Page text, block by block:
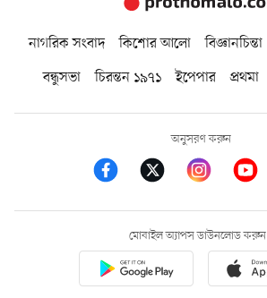
নাগরিক সংবাদ কিশোর আলো বিজ্ঞানচিন্তা
বন্ধুসভা
চিরন্তন ১৯৭১ ইপেপার প্রথমা
অনুসরণ করুন
মোবাইল অ্যাপস ডাউনলোড করুন